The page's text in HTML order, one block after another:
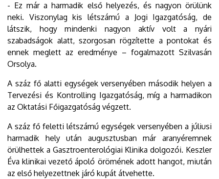
- Ez már a harmadik első helyezés, és nagyon örülünk
neki. Viszonylag kis létszámú a Jogi Igazgatóság, de
látszik, hogy mindenki nagyon aktív volt a nyári
szabadságok alatt, szorgosan rögzítette a pontokat és
ennek meglett az eredménye – fogalmazott Szilvasán
Orsolya.
A száz fő alatti egységek versenyében második helyen a
Tervezési és Kontrolling Igazgatóság, míg a harmadikon
az Oktatási Főigazgatóság végzett.
A száz fő feletti létszámú egységek versenyében a júliusi
harmadik hely után augusztusban már aranyéremnek
örülhettek a Gasztroenterológiai Klinika dolgozói. Keszler
Éva klinikai vezető ápoló örömének adott hangot, miután
az első helyezettnek járó kupát átvehette.